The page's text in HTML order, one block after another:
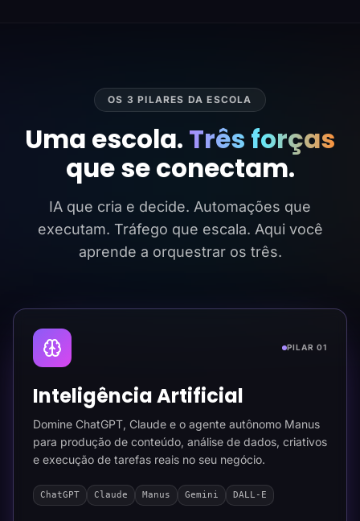
OS 3 PILARES DA ESCOLA
Uma escola. Três forças
que se conectam.
IA que cria e decide. Automações que
executam. Tráfego que escala. Aqui você
aprende a orquestrar os três.
PILAR 01
Inteligência Artificial
Domine ChatGPT, Claude e o agente autônomo Manus
para produção de conteúdo, análise de dados, criativos
e execução de tarefas reais no seu negócio.
ChatGPT Claude Manus Gemini DALL-E